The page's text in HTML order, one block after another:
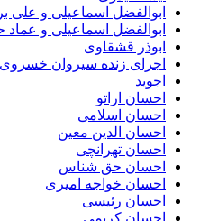
ابوالفضل اسماعیلی و علی براتی
ابوالفضل اسماعیلی و عماد حامدی
ابوذر قشقاوی
اجرای زنده سیروان خسروی
اجوید
احسان اراتو
احسان اسلامی
احسان الدین معین
احسان تهرانچی
احسان حق شناس
احسان خواجه امیری
احسان رئیسی